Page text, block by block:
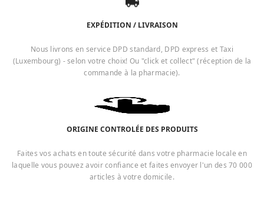
EXPÉDITION / LIVRAISON
Nous livrons en service DPD standard, DPD express et Taxi
(Luxembourg) - selon votre choix! Ou "click et collect" (réception de la
commande à la pharmacie).
ORIGINE CONTROLÉE DES PRODUITS
Faites vos achats en toute sécurité dans votre pharmacie locale en
laquelle vous pouvez avoir confiance et faites envoyer l'un des 70 000
articles à votre domicile.